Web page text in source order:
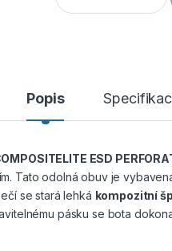
Popis
ESD
Tato odolná obuv je
se stará lehká kompozitní
pásku se bota